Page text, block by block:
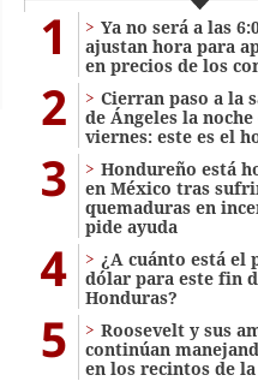
1
Ya no será a las
ajustan hora para
en precios de los
2
Cierran paso a la
de Ángeles la noche
viernes: este es el
3
Hondureño está
en México tras
quemaduras en
pide ayuda
4
¿A cuánto está el
dólar para este fin
Honduras?
5
Roosevelt y sus
continúan
en los recintos de